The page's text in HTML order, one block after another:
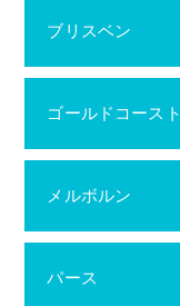
ブリスベン
ゴールドコースト
メルボルン
パース